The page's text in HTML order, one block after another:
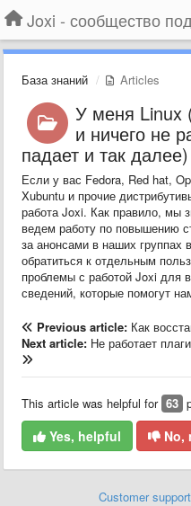
База знаний Articles
У меня Linux
и ничего не
падает и так далее)
Если у вас Fedora, Red hat,
Xubuntu и прочие
работа Joxi. Как правило, мы
ведем работу по повышению
за анонсами в наших
обратиться к отдельным
проблемы с работой Joxi для
сведений, которые помогут
Previous article: Как
Next article: Не работает
This article was helpful for 63
Yes, helpful No,
Customer